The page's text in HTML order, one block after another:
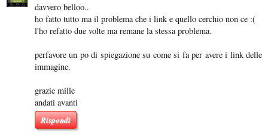
davvero belloo..
ho fatto tutto ma il problema che i link e quello cerchio non ce :(
l'ho refatto due volte ma remane la stessa problema.
perfavore un po di spiegazione su come si fa per avere i link delle
immagine.
grazie mille
andati avanti
Rispondi